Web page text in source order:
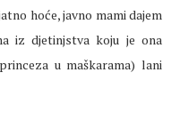
hoće, javno mami dajem
iz djetinjstva koju je ona
u maškarama) lani